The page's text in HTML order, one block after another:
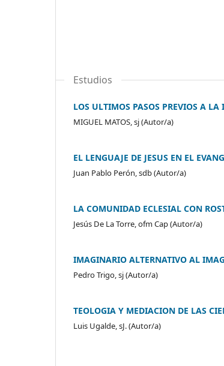
Estudios
LOS ULTIMOS PASOS PREVIOS A
MIGUEL MATOS, sj (Autor/a)
EL LENGUAJE DE JESUS EN EL
Juan Pablo Perón, sdb (Autor/a)
LA COMUNIDAD ECLESIAL CON
Jesús De La Torre, ofm Cap (Autor/a)
IMAGINARIO ALTERNATIVO AL
Pedro Trigo, sj (Autor/a)
TEOLOGIA Y MEDIACION DE LAS
Luis Ugalde, sJ. (Autor/a)